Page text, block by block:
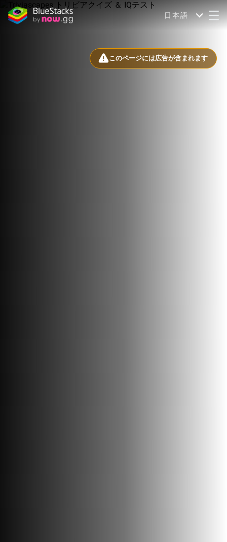
日本語
このページには広告が含まれます